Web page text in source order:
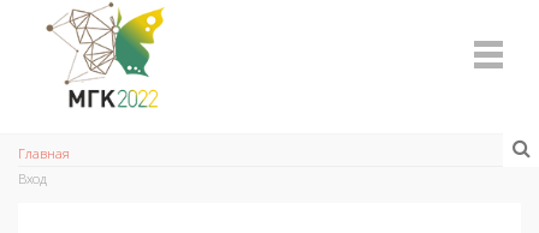
Главная
Вход